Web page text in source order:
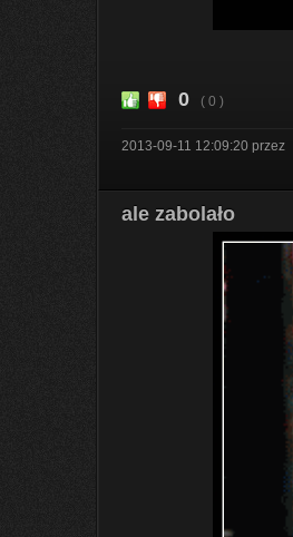
0 ( 0 )
2013-09-11 12:09:20 przez
ale zabolało